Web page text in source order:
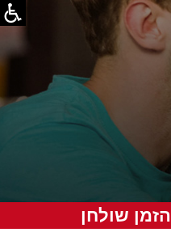
הזמן שולחן